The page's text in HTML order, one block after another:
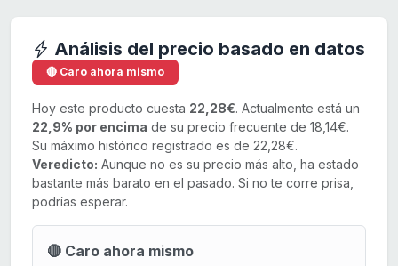
Análisis del precio basado en datos
🔴 Caro ahora mismo
Hoy este producto cuesta 22,28€. Actualmente está un
22,9% por encima de su precio frecuente de 18,14€.
Su máximo histórico registrado es de 22,28€.
Veredicto: Aunque no es su precio más alto, ha estado
bastante más barato en el pasado. Si no te corre prisa,
podrías esperar.
🔴 Caro ahora mismo